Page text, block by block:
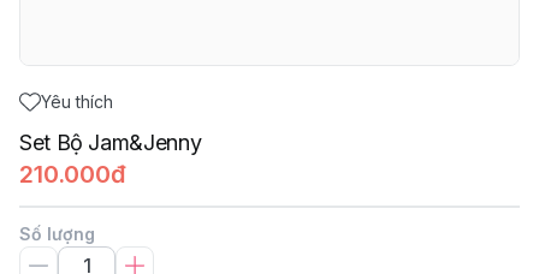
Yêu thích
Set Bộ Jam&Jenny
210.000đ
Số lượng